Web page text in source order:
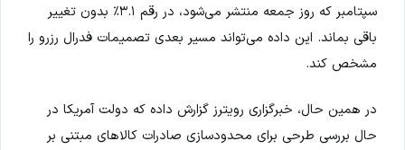
سپتامبر که روز جمعه منتشر می‌شود، در رقم ۳.۱٪ بدون تغییر
باقی بماند. این داده می‌تواند مسیر بعدی تصمیمات فدرال رزرو را
مشخص کند.
در همین حال، خبرگزاری رویترز گزارش داده که دولت آمریکا در
حال بررسی طرحی برای محدودسازی صادرات کالاهای مبتنی بر